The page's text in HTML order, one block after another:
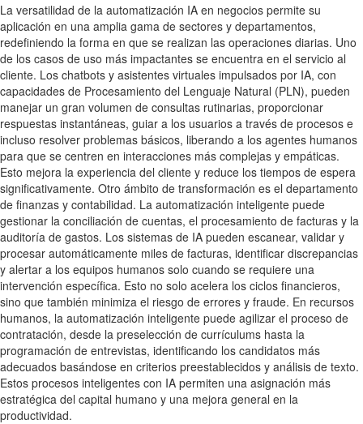
La versatilidad de la automatización IA en negocios permite su
aplicación en una amplia gama de sectores y departamentos,
redefiniendo la forma en que se realizan las operaciones diarias. Uno
de los casos de uso más impactantes se encuentra en el servicio al
cliente. Los chatbots y asistentes virtuales impulsados por IA, con
capacidades de Procesamiento del Lenguaje Natural (PLN), pueden
manejar un gran volumen de consultas rutinarias, proporcionar
respuestas instantáneas, guiar a los usuarios a través de procesos e
incluso resolver problemas básicos, liberando a los agentes humanos
para que se centren en interacciones más complejas y empáticas.
Esto mejora la experiencia del cliente y reduce los tiempos de espera
significativamente. Otro ámbito de transformación es el departamento
de finanzas y contabilidad. La automatización inteligente puede
gestionar la conciliación de cuentas, el procesamiento de facturas y la
auditoría de gastos. Los sistemas de IA pueden escanear, validar y
procesar automáticamente miles de facturas, identificar discrepancias
y alertar a los equipos humanos solo cuando se requiere una
intervención específica. Esto no solo acelera los ciclos financieros,
sino que también minimiza el riesgo de errores y fraude. En recursos
humanos, la automatización inteligente puede agilizar el proceso de
contratación, desde la preselección de currículums hasta la
programación de entrevistas, identificando los candidatos más
adecuados basándose en criterios preestablecidos y análisis de texto.
Estos procesos inteligentes con IA permiten una asignación más
estratégica del capital humano y una mejora general en la
productividad.